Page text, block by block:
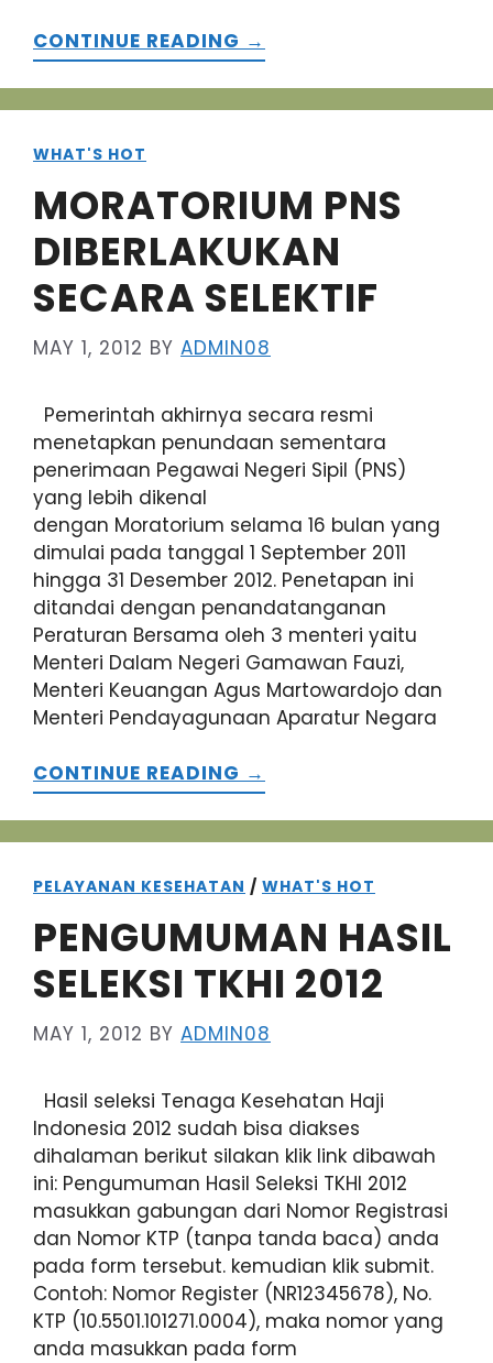
CONTINUE READING →
WHAT'S HOT
MORATORIUM PNS
DIBERLAKUKAN
SECARA SELEKTIF
MAY 1, 2012 BY ADMIN08
Pemerintah akhirnya secara resmi
menetapkan penundaan sementara
penerimaan Pegawai Negeri Sipil (PNS)
yang lebih dikenal
dengan Moratorium selama 16 bulan yang
dimulai pada tanggal 1 September 2011
hingga 31 Desember 2012. Penetapan ini
ditandai dengan penandatanganan
Peraturan Bersama oleh 3 menteri yaitu
Menteri Dalam Negeri Gamawan Fauzi,
Menteri Keuangan Agus Martowardojo dan
Menteri Pendayagunaan Aparatur Negara
CONTINUE READING →
PELAYANAN KESEHATAN / WHAT'S HOT
PENGUMUMAN HASIL
SELEKSI TKHI 2012
MAY 1, 2012 BY ADMIN08
Hasil seleksi Tenaga Kesehatan Haji
Indonesia 2012 sudah bisa diakses
dihalaman berikut silakan klik link dibawah
ini: Pengumuman Hasil Seleksi TKHI 2012
masukkan gabungan dari Nomor Registrasi
dan Nomor KTP (tanpa tanda baca) anda
pada form tersebut. kemudian klik submit.
Contoh: Nomor Register (NR12345678), No.
KTP (10.5501.101271.0004), maka nomor yang
anda masukkan pada form